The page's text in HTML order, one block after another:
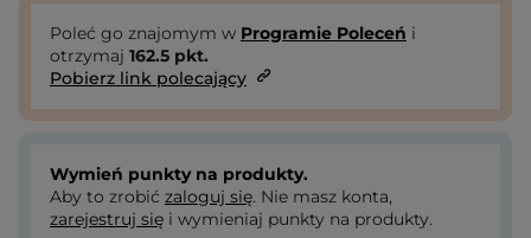
Poleć go znajomym w Programie Poleceń i
otrzymaj 162.5 pkt.
Pobierz link polecający
Wymień punkty na produkty.
Aby to zrobić zaloguj się. Nie masz konta,
zarejestruj się i wymieniaj punkty na produkty.